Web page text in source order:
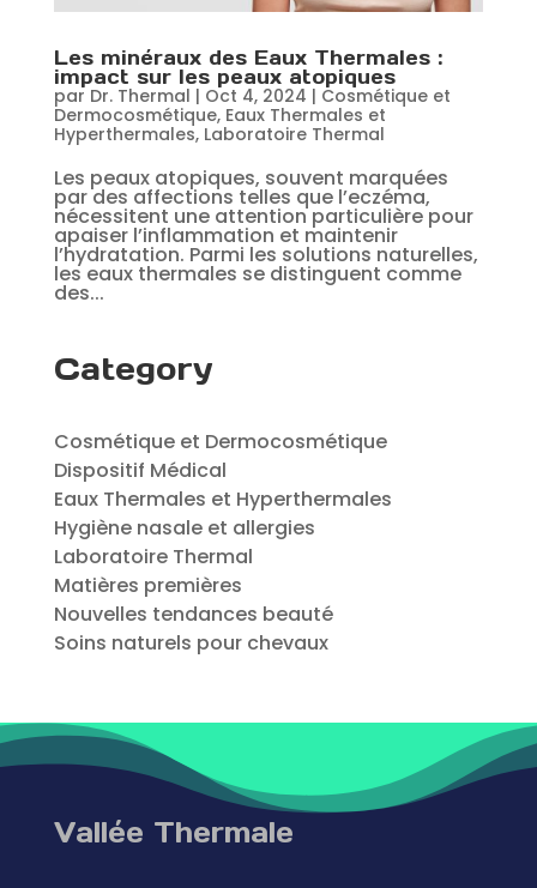
Les minéraux des Eaux Thermales :
impact sur les peaux atopiques
par Dr. Thermal | Oct 4, 2024 | Cosmétique et
Dermocosmétique, Eaux Thermales et
Hyperthermales, Laboratoire Thermal
Les peaux atopiques, souvent marquées
par des affections telles que l’eczéma,
nécessitent une attention particulière pour
apaiser l’inflammation et maintenir
l’hydratation. Parmi les solutions naturelles,
les eaux thermales se distinguent comme
des...
Category
Cosmétique et Dermocosmétique
Dispositif Médical
Eaux Thermales et Hyperthermales
Hygiène nasale et allergies
Laboratoire Thermal
Matières premières
Nouvelles tendances beauté
Soins naturels pour chevaux
Vallée Thermale